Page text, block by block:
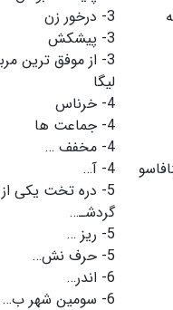
3- درخور زن
3- پیشکش
3- از موفق ترین
لیگا
4- خرناس
4- جماعت ها
4- مخفف …
4- آ…
5- دره تخت یکى
گردشـ…
5- ریز …
5- حرف نش…
6- اندر…
6- سومین شهر ب…